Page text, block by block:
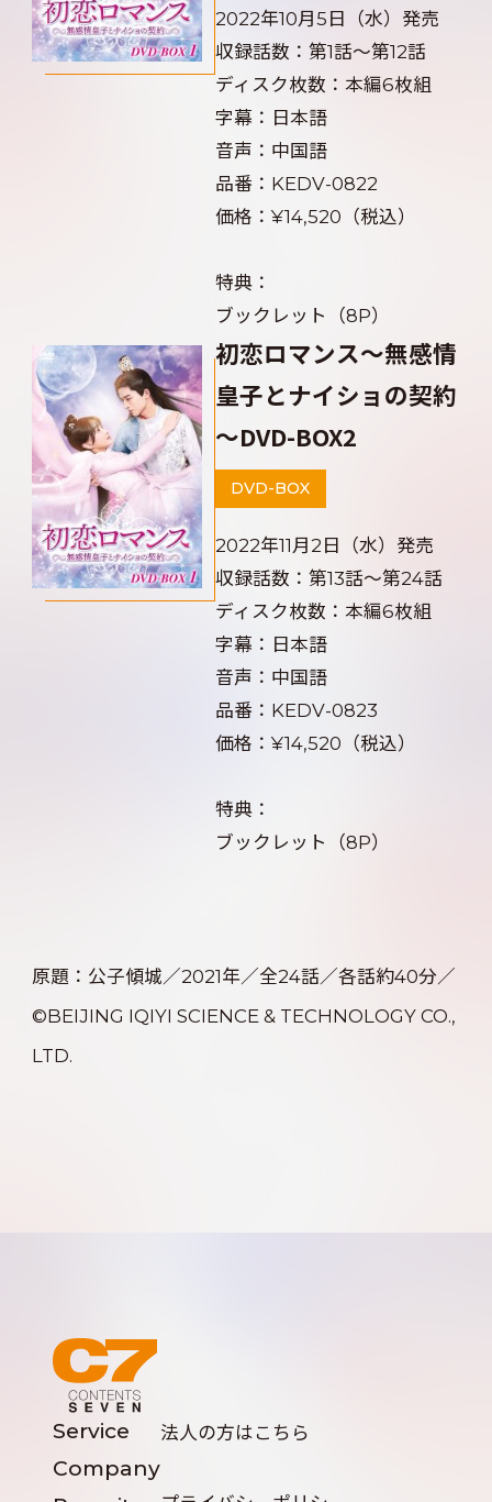
2022年10月5日（水）発売
収録話数：第1話～第12話
ディスク枚数：本編6枚組
字幕：日本語
音声：中国語
品番：KEDV-0822
価格：¥14,520（税込）
特典：
ブックレット（8P）
初恋ロマンス～無感情
皇子とナイショの契約
～DVD-BOX2
DVD-BOX
2022年11月2日（水）発売
収録話数：第13話～第24話
ディスク枚数：本編6枚組
字幕：日本語
音声：中国語
品番：KEDV-0823
価格：¥14,520（税込）
特典：
ブックレット（8P）
原題：公子傾城／2021年／全24話／各話約40分／
©BEIJING IQIYI SCIENCE & TECHNOLOGY CO.,
LTD.
Service
Company
法人の方はこちら